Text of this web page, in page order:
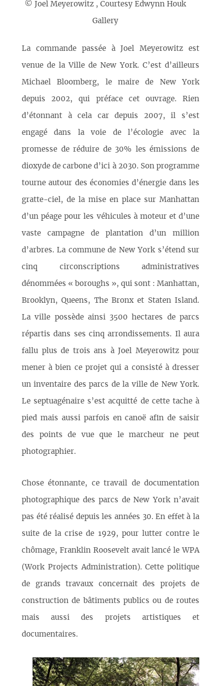
© Joel Meyerowitz , Courtesy Edwynn Houk
Gallery
La commande passée à Joel Meyerowitz est
venue de la Ville de New York. C’est d’ailleurs
Michael Bloomberg, le maire de New York
depuis 2002, qui préface cet ouvrage. Rien
d’étonnant à cela car depuis 2007, il s’est
engagé dans la voie de l’écologie avec la
promesse de réduire de 30% les émissions de
dioxyde de carbone d’ici à 2030. Son programme
tourne autour des économies d’énergie dans les
gratte-ciel, de la mise en place sur Manhattan
d’un péage pour les véhicules à moteur et d’une
vaste campagne de plantation d’un million
d’arbres. La commune de New York s’étend sur
cinq circonscriptions administratives
dénommées « boroughs », qui sont : Manhattan,
Brooklyn, Queens, The Bronx et Staten Island.
La ville possède ainsi 3500 hectares de parcs
répartis dans ses cinq arrondissements. Il aura
fallu plus de trois ans à Joel Meyerowitz pour
mener à bien ce projet qui a consisté à dresser
un inventaire des parcs de la ville de New York.
Le septuagénaire s’est acquitté de cette tache à
pied mais aussi parfois en canoë afin de saisir
des points de vue que le marcheur ne peut
photographier.
Chose étonnante, ce travail de documentation
photographique des parcs de New York n’avait
pas été réalisé depuis les années 30. En effet à la
suite de la crise de 1929, pour lutter contre le
chômage, Franklin Roosevelt avait lancé le WPA
(Work Projects Administration). Cette politique
de grands travaux concernait des projets de
construction de bâtiments publics ou de routes
mais aussi des projets artistiques et
documentaires.